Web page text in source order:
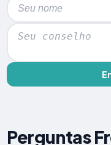
Perguntas